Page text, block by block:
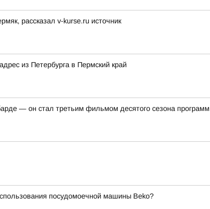
рассказал v-kurse.ru источник
из Петербурга в Пермский край
— он стал третьим фильмом десятого сезона
посудомоечной машины Beko?